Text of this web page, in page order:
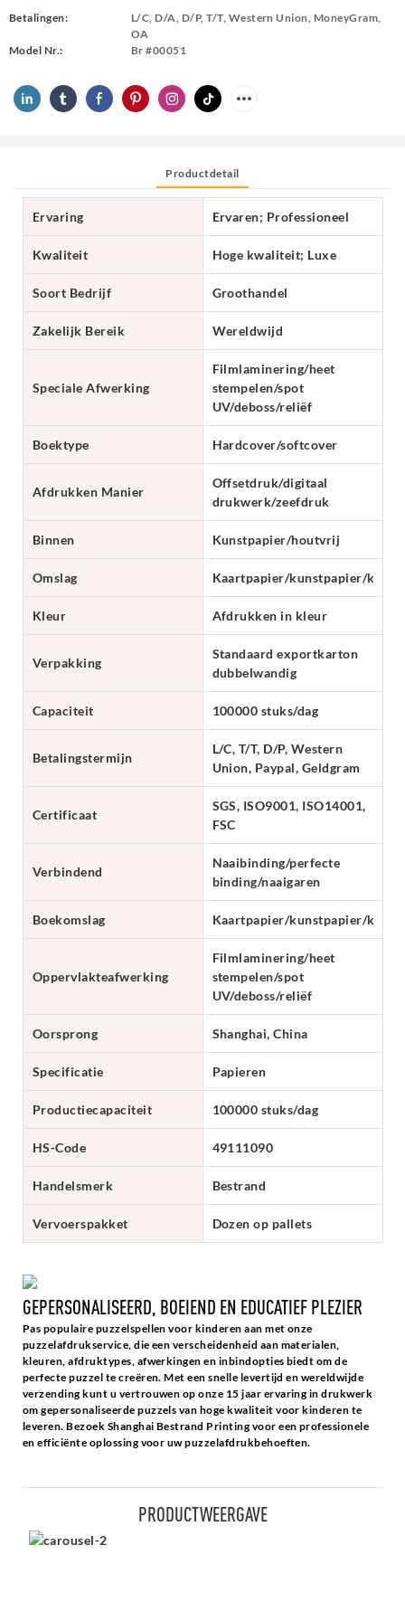
Betalingen:
L/C, D/A, D/P, T/T, Western Union, MoneyGram,
OA
Model Nr.:
Br #00051
Productdetail
Ervaring Ervaren; Professioneel
Kwaliteit Hoge kwaliteit; Luxe
Soort Bedrijf Groothandel
Zakelijk Bereik Wereldwijd
Speciale Afwerking
Filmlaminering/heet
stempelen/spot
UV/deboss/reliëf
Boektype Hardcover/softcover
Afdrukken Manier
Offsetdruk/digitaal
drukwerk/zeefdruk
Binnen Kunstpapier/houtvrij
Omslag Kaartpapier/kunstpapier/
Kleur Afdrukken in kleur
Verpakking
Standaard exportkarton
dubbelwandig
Capaciteit 100000 stuks/dag
Betalingstermijn
L/C, T/T, D/P, Western
Union, Paypal, Geldgram
Certificaat
SGS, ISO9001, ISO14001,
FSC
Verbindend
Naaibinding/perfecte
binding/naaigaren
Boekomslag Kaartpapier/kunstpapier/
Oppervlakteafwerking
Filmlaminering/heet
stempelen/spot
UV/deboss/reliëf
Oorsprong Shanghai, China
Specificatie Papieren
Productiecapaciteit 100000 stuks/dag
HS-Code 49111090
Handelsmerk Bestrand
Vervoerspakket Dozen op pallets
GEPERSONALISEERD, BOEIEND EN EDUCATIEF PLEZIER
Pas populaire puzzelspellen voor kinderen aan met onze
puzzelafdrukservice, die een verscheidenheid aan materialen,
kleuren, afdruktypes, afwerkingen en inbindopties biedt om de
perfecte puzzel te creëren. Met een snelle levertijd en wereldwijde
verzending kunt u vertrouwen op onze 15 jaar ervaring in drukwerk
om gepersonaliseerde puzzels van hoge kwaliteit voor kinderen te
leveren. Bezoek Shanghai Bestrand Printing voor een professionele
en efficiënte oplossing voor uw puzzelafdrukbehoeften.
PRODUCTWEERGAVE